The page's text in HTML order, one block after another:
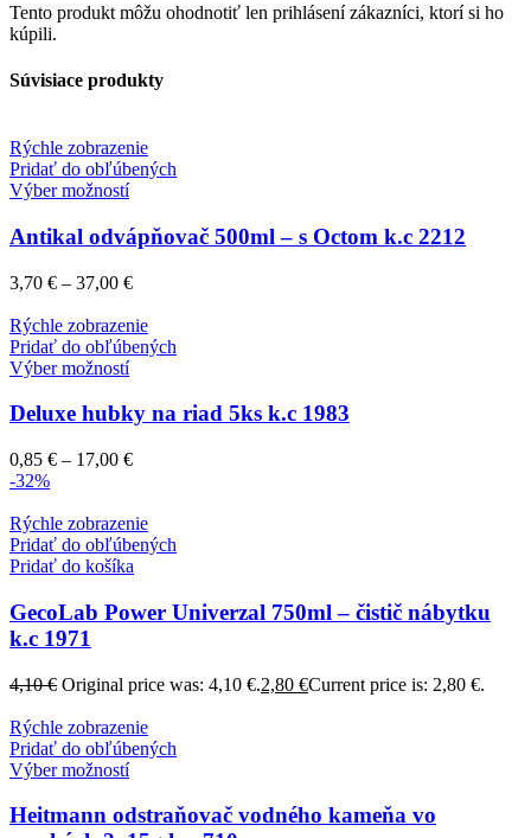
Tento produkt môžu ohodnotiť len prihlásení zákazníci, ktorí si ho
kúpili.
Súvisiace produkty
Rýchle zobrazenie
Pridať do obľúbených
Výber možností
Antikal odvápňovač 500ml – s Octom k.c 2212
3,70 € – 37,00 €
Rýchle zobrazenie
Pridať do obľúbených
Výber možností
Deluxe hubky na riad 5ks k.c 1983
0,85 € – 17,00 €
-32%
Rýchle zobrazenie
Pridať do obľúbených
Pridať do košíka
GecoLab Power Univerzal 750ml – čistič nábytku
k.c 1971
4,10€ Original price was: 4,10 €.2,80 €Current price is: 2,80 €.
Rýchle zobrazenie
Pridať do obľúbených
Výber možností
Heitmann odstraňovač vodného kameňa vo